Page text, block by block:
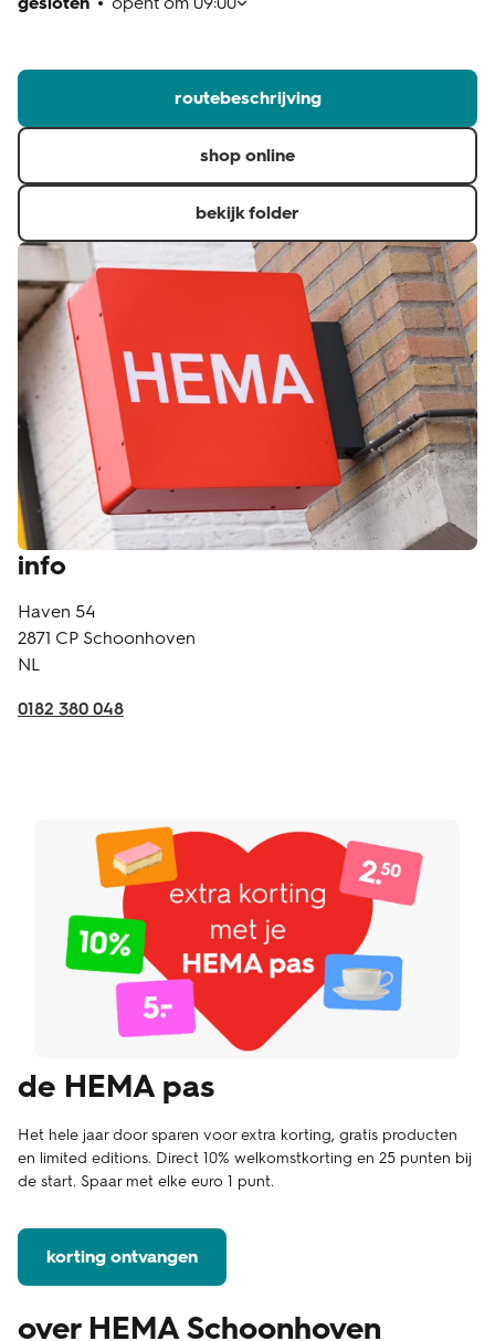
routebeschrijving
shop online
bekijk folder
info
Haven 54
2871 CP Schoonhoven
NL
0182 380 048
de HEMA pas
Het hele jaar door sparen voor extra korting, gratis producten
en limited editions. Direct 10% welkomstkorting en 25 punten bij
de start. Spaar met elke euro 1 punt.
korting ontvangen
over HEMA Schoonhoven